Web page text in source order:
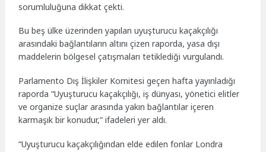
sorumluluğuna dikkat çekti.
Bu beş ülke üzerinden yapılan uyuşturucu kaçakçılığı
arasındaki bağlantıların altını çizen raporda, yasa dışı
maddelerin bölgesel çatışmaları tetiklediği vurgulandı.
Parlamento Dış İlişkiler Komitesi geçen hafta yayınladığı
raporda “Uyuşturucu kaçakçılığı, iş dünyası, yönetici elitler
ve organize suçlar arasında yakın bağlantılar içeren
karmaşık bir konudur,” ifadeleri yer aldı.
“Uyuşturucu kaçakçılığından elde edilen fonlar Londra